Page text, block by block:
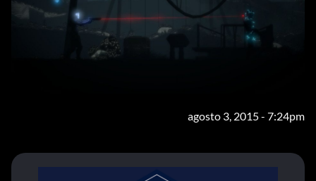
agosto 3, 2015 - 7:24pm